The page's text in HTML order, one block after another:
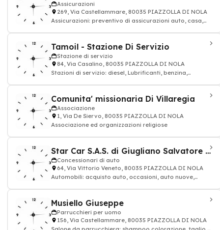
Assicurazioni
269, Via Castellammare, 80035 PIAZZOLLA DI NOLA
Assicurazioni: preventivo di assicurazioni auto, casa,
Tamoil - Stazione Di Servizio
Stazione di servizio
84, Via Casalino, 80035 PIAZZOLLA DI NOLA
Stazioni di servizio: diesel, Lubrificanti, benzina,
Comunita' missionaria Di Villaregia
Associazione
1, Via De Siervo, 80035 PIAZZOLLA DI NOLA
Associazione ed organizzazioni religiose
Star Car S.A.S. di Giugliano Salvatore & C.
Concessionari di auto
64, Via Vittorio Veneto, 80035 PIAZZOLLA DI NOLA
Automobili: acquisto auto, occasioni, auto nuove,
Musiello Giuseppe
Parrucchieri per uomo
156, Via Castellammare, 80035 PIAZZOLLA DI NOLA